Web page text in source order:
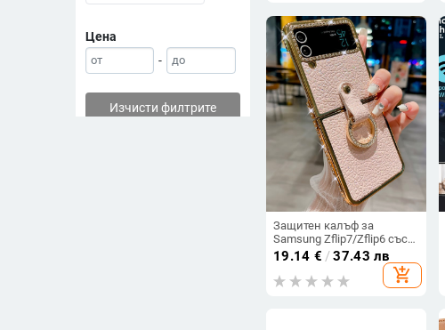
Цена
-
Изчисти филтрите
Защитен калъф за
Samsung Zflip7/Zflip6 със
2-в-1 луксозен дизайн,
изкуствена кожа и
електроплакиране
19.14 € /37.43 лв
add_shopping_cart